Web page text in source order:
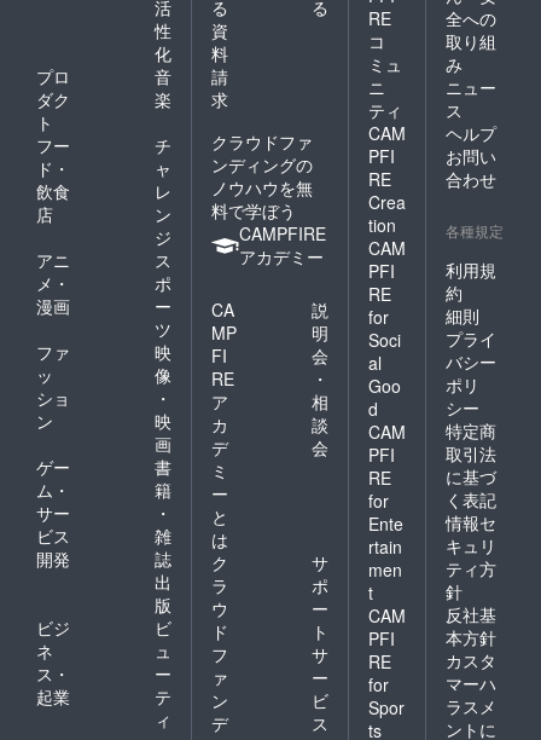
活
性
化
プロ
ダク
ト
音
楽
フー
ド・
飲食
店
チ
ャ
レ
ン
ジ
アニ
メ・
漫画
ス
ポ
ー
ツ
ファ
ッ
ショ
ン
映
像
・
映
画
ゲー
ム・
サー
ビス
開発
書
籍
・
雑
誌
出
版
ビジ
ネ
ス・
起業
ビ
ュ
ー
テ
ィ
る
る
資
料
請
求
クラウドファ
ンディングの
ノウハウを無
料で学ぼう
CAMPFIRE
アカデミー
CA
MP
FI
RE
ア
カ
デ
ミ
ー
と
は
説
明
会
・
相
談
会
ク
ラ
ウ
ド
フ
ァ
ン
デ
サ
ポ
ー
ト
サ
ー
ビ
ス
RE
コ
ミュ
ニ
ティ
CAM
PFI
RE
Crea
tion
CAM
PFI
RE
for
Soci
al
Goo
d
CAM
PFI
RE
for
Ente
rtain
men
t
CAM
PFI
RE
for
Spor
ts
全への
取り組
み
ニュー
ス
ヘルプ
お問い
合わせ
各種規定
利用規
約
細則
プライ
バシー
ポリ
シー
特定商
取引法
に基づ
く表記
情報セ
キュリ
ティ方
針
反社基
本方針
カスタ
マーハ
ラスメ
ントに